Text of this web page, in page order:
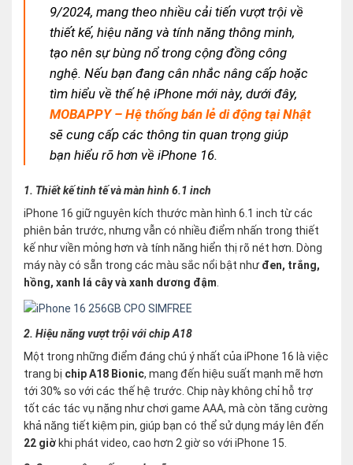
9/2024, mang theo nhiều cải tiến vượt trội về
thiết kế, hiệu năng và tính năng thông minh,
tạo nên sự bùng nổ trong cộng đồng công
nghệ. Nếu bạn đang cân nhắc nâng cấp hoặc
tìm hiểu về thế hệ iPhone mới này, dưới đây,
MOBAPPY – Hệ thống bán lẻ di động tại Nhật
sẽ cung cấp các thông tin quan trọng giúp
bạn hiểu rõ hơn về iPhone 16.
1. Thiết kế tinh tế và màn hình 6.1 inch
iPhone 16 giữ nguyên kích thước màn hình 6.1 inch từ các
phiên bản trước, nhưng vẫn có nhiều điểm nhấn trong thiết
kế như viền mỏng hơn và tính năng hiển thị rõ nét hơn. Dòng
máy này có sẵn trong các màu sắc nổi bật như đen, trắng,
hồng, xanh lá cây và xanh dương đậm
2. Hiệu năng vượt trội với chip A18
Một trong những điểm đáng chú ý nhất của iPhone 16 là việc
trang bị chip A18 Bionic, mang đến hiệu suất mạnh mẽ hơn
tới 30% so với các thế hệ trước. Chip này không chỉ hỗ trợ
tốt các tác vụ nặng như chơi game AAA, mà còn tăng cường
khả năng tiết kiệm pin, giúp bạn có thể sử dụng máy lên đến
22 giờ khi phát video, cao hơn 2 giờ so với iPhone 15.